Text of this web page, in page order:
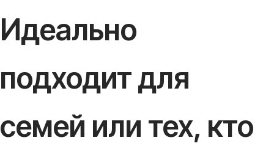
Идеально
подходит для
семей или тех, кто